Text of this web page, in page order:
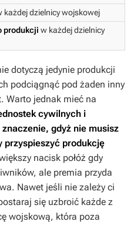
każdej dzielnicy wojskowej
produkcji w każdej dzielnicy
dotyczą jedynie produkcji
podciągnąć pod żaden inny
Warto jednak mieć na
cywilnych i
gdyż nie musisz
przyspieszyć produkcję
nacisk połóż gdy
ale premia przyda
Nawet jeśli nie zależy ci
się uzbroić każde z
wojskową, która poza